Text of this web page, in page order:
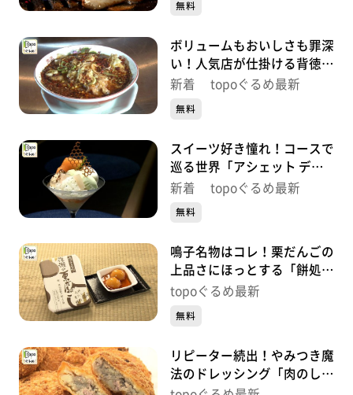
す。
無料
ボリュームもおいしさも罪深
い！人気店が仕掛ける背徳中
華「ガリデブ2」（青葉区大
新着 topoぐるめ最新
無料
スイーツ好き憧れ！コースで
巡る世界「アシェット デセ
ール エトネ」（青葉区国分
新着 topoぐるめ最新
無料
鳴子名物はコレ！栗だんごの
上品さにほっとする「餅処
深瀬」（大崎市鳴子温泉湯
topoぐるめ最新
無料
リピーター続出！やみつき魔
法のドレッシング「肉のしば
さき」（大崎市鳴子温泉湯